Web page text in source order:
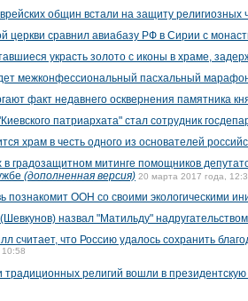
общин встали на защиту религиозных
церкви сравнил авиабазу РФ в Сирии с
украсть золото с иконы в храме,
межконфессиональный пасхальный
факт недавнего осквернения памятника
патриархата" стал сотрудник
храм в честь одного из основателей
в градозащитном митинге помощников
(дополненная версия) 20 марта 2017 года,
познакомит ООН со своими экологическими
назвал "Матильду"
считает, что Россию удалось сохранить
традиционных религий вошли в